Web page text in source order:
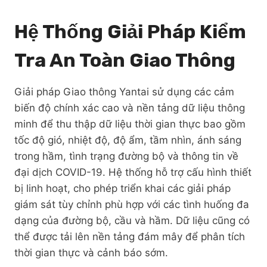
Hệ Thống Giải Pháp Kiểm
Tra An Toàn Giao Thông
Giải pháp Giao thông Yantai sử dụng các cảm
biến độ chính xác cao và nền tảng dữ liệu thông
minh để thu thập dữ liệu thời gian thực bao gồm
tốc độ gió, nhiệt độ, độ ẩm, tầm nhìn, ánh sáng
trong hầm, tình trạng đường bộ và thông tin về
đại dịch COVID-19. Hệ thống hỗ trợ cấu hình thiết
bị linh hoạt, cho phép triển khai các giải pháp
giám sát tùy chỉnh phù hợp với các tình huống đa
dạng của đường bộ, cầu và hầm. Dữ liệu cũng có
thể được tải lên nền tảng đám mây để phân tích
thời gian thực và cảnh báo sớm.